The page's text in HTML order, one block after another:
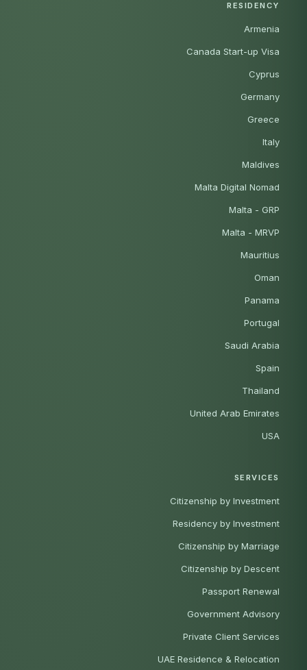
RESIDENCY
Armenia
Canada Start-up Visa
Cyprus
Germany
Greece
Italy
Maldives
Malta Digital Nomad
Malta - GRP
Malta - MRVP
Mauritius
Oman
Panama
Portugal
Saudi Arabia
Spain
Thailand
United Arab Emirates
USA
SERVICES
Citizenship by Investment
Residency by Investment
Citizenship by Marriage
Citizenship by Descent
Passport Renewal
Government Advisory
Private Client Services
UAE Residence & Relocation